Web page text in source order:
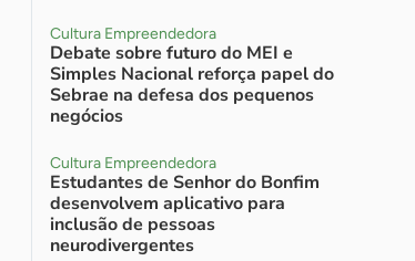
Cultura Empreendedora
Debate sobre futuro do MEI e
Simples Nacional reforça papel do
Sebrae na defesa dos pequenos
negócios
Cultura Empreendedora
Estudantes de Senhor do Bonfim
desenvolvem aplicativo para
inclusão de pessoas
neurodivergentes